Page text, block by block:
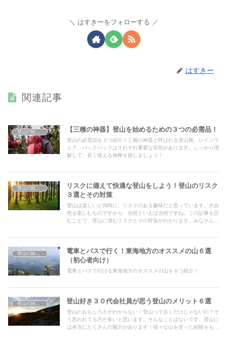
はすきーをフォローする
はすきー
関連記事
登山の始め方 【三種の神器】登山を始めるための３つの必需品！
登山の必需品を３つ紹介！三種の神器と呼ばれる登山靴、レインウ
ェア、バックパックはそれぞれ重要な役割があります。しっかり理
解して、長く使える相棒を探しましょう！
登山の始め方
リスクに備えて快適な登山をしよう！登山のリスク
３選とその対策
登山は楽しいと同時に、リスクのある趣味だと思っています。大自
然を楽しむものですから、当然といえば当然ですね。この記事を読
むことで、登山に潜むリスクとその対策がわかります。みなさんの
登山の始め方
電車とバスで行く！東海地方のオススメの山６選
（初心者向け）
電車とバスで行ける東海地方のオススメの山を６つ紹介！
登山好き３０代会社員が思う登山のメリット６選
登山のおもしろさがわからない！登山って歩くだけじゃないの？そ
う思われてる方が多いと思います。そんなことはないです。登山に
は本当にたくさんの魅力があります！様々な山を登った経験をもと